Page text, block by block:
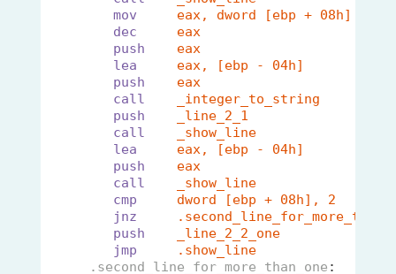
mov
eax, dword [ebp + 08h]
dec
eax                       ; in
push
eax
lea
eax, [ebp - 04h]
push
eax
call
_integer_to_string
push
_line_2_1
call
_show_line                ;
lea
eax, [ebp - 04h]
push
eax
call
_show_line
cmp
dword [ebp + 08h], 2
jnz
push
_line_2_2_one
jmp
.show_line
.second_line_for_more_than_one :